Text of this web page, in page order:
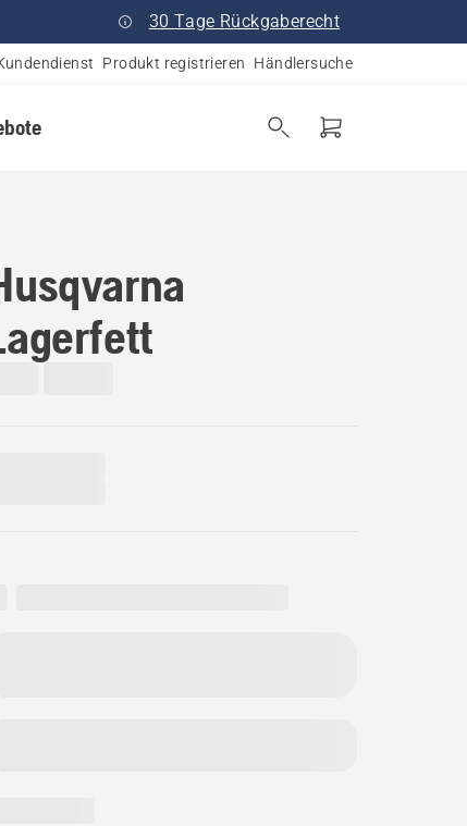
30 Tage Rückgaberecht
Produkt registrieren Händlersuche